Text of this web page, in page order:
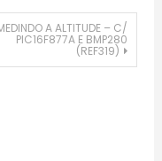
A ALTITUDE – C/
PIC16F877A E BMP280
(REF319)